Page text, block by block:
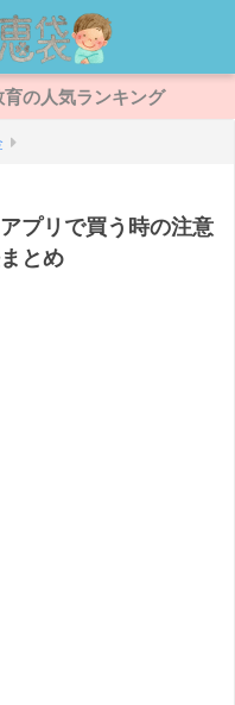
の人気ランキング
プリで買う時の注意
とめ